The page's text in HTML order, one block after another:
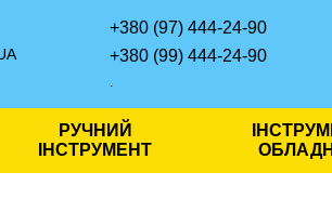
+380 (97) 444-24-90
+380 (99) 444-24-90
РУЧНИЙ
ІНСТРУМЕНТ